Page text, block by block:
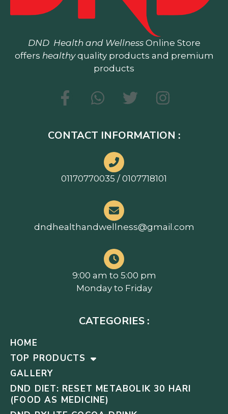
DND Health and WellnessOnline Store
offers healthyquality products and premium
products
CONTACT INFORMATION :
01170770035 / 0107718101
dndhealthandwellness@gmail.com
9:00 am to 5:00 pm
Monday to Friday
CATEGORIES :
HOME
TOP PRODUCTS
GALLERY
DND DIET: RESET METABOLIK 30 HARI
(FOOD AS MEDICINE)